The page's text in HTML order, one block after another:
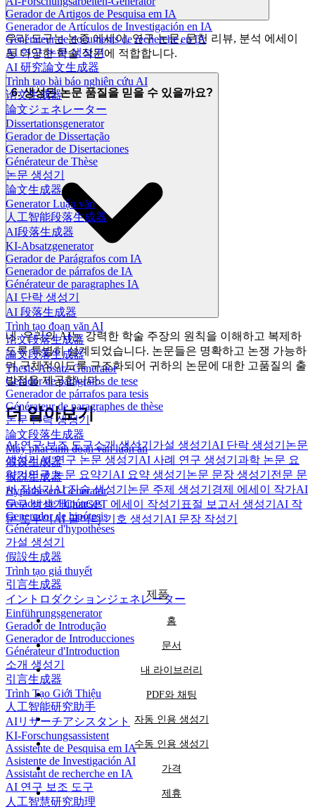
Gerador de Artigos de Pesquisa em IA
Generador de Artículos de Investigación en IA
Générateur de documents de recherche en IA
AI 연구 논문 생성기
AI 研究論文生成器
Trình tạo bài báo nghiên cứu AI
论文生成器
論文ジェネレーター
Dissertationsgenerator
Gerador de Dissertação
Generador de Disertaciones
Générateur de Thèse
논문 생성기
論文生成器
Generator Luận văn
人工智能段落生成器
AI段落生成器
KI-Absatzgenerator
Gerador de Parágrafos com IA
Generador de párrafos de IA
Générateur de paragraphes IA
AI 단락 생성기
AI 段落生成器
Trình tạo đoạn văn AI
论文段落生成器
論文段落生成器
Thesis-Absatz-Generator
Gerador de parágrafos de tese
Generador de párrafos para tesis
Générateur de paragraphes de thèse
논문 단락 생성기
論文段落生成器
Máy phát sinh đoạn văn luận án
假设生成器
仮説生成器
Hypothesen-Generator
Gerador de Hipóteses
Generador de hipótesis
Générateur d'hypothèses
가설 생성기
假設生成器
Trình tạo giả thuyết
引言生成器
イントロダクションジェネレーター
Einführungsgenerator
Gerador de Introdução
Generador de Introducciones
Générateur d'Introduction
소개 생성기
引言生成器
Trình Tạo Giới Thiệu
人工智能研究助手
AIリサーチアシスタント
KI-Forschungsassistent
Assistente de Pesquisa em IA
Asistente de Investigación AI
Assistant de recherche en IA
AI 연구 보조 도구
人工智慧研究助理
우리 도구는 논증 에세이, 연구 논문, 문헌 리뷰, 분석 에세이
등 다양한 학술 작문에 적합합니다.
6. 생성된 논문 품질을 믿을 수 있을까요?
네. 우리의 AI는 강력한 학술 주장의 원칙을 이해하고 복제하
도록 특별히 설계되었습니다. 논문들은 명확하고 논쟁 가능하
며 구체적이도록 구조화되어 귀하의 논문에 대한 고품질의 출
발점을 제공합니다.
더 알아보기
AI 연구 보조 도구소개 생성기 가설 생성기 AI 단락 생성기 논문
생성기AI 연구 논문 생성기 AI 사례 연구 생성기 과학 논문 요
약기연구 논문 요약기 AI 요약 생성기 논문 문장 생성기 전문 문
서 작성기AI 진술 생성기 논문 주제 생성기 경제 에세이 작가AI
문구 생성기ChatGPT 에세이 작성기 표절 보고서 생성기 AI 작
문 도우미AI 글머리 기호 생성기 AI 문장 작성기
제품
홈
문서
내 라이브러리
PDF와 채팅
자동 인용 생성기
수동 인용 생성기
가격
제휴